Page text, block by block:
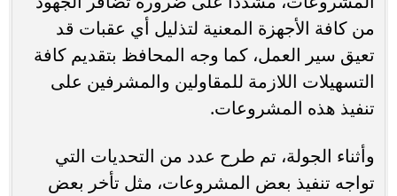
من كافة الأجهزة المعنية لتذليل أي عقبات قد
تعيق سير العمل، كما وجه المحافظ بتقديم كافة
التسهيلات اللازمة للمقاولين والمشرفين على
تنفيذ هذه المشروعات.
وأثناء الجولة، تم طرح عدد من التحديات التي
تواجه تنفيذ بعض المشروعات، مثل تأخر بعض